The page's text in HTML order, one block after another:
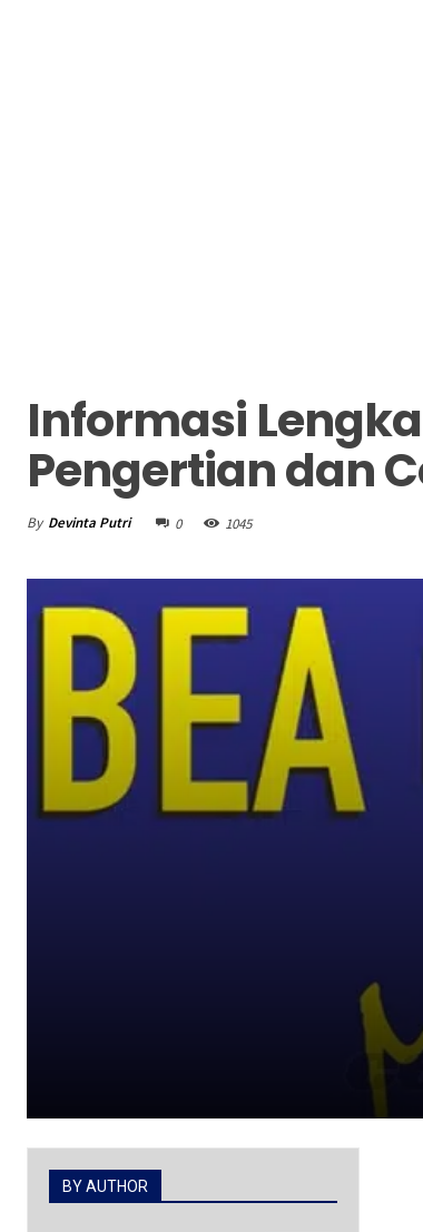
Informasi
Pengertian dan
By Devinta Putri 0 1045
BY AUTHOR